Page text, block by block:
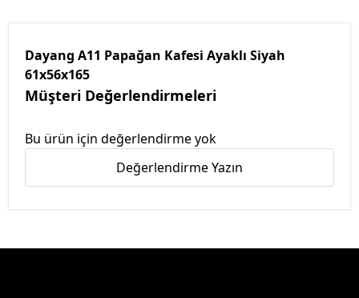
Dayang A11 Papağan Kafesi Ayaklı Siyah
61x56x165
Müşteri Değerlendirmeleri
Bu ürün için değerlendirme yok
Değerlendirme Yazın